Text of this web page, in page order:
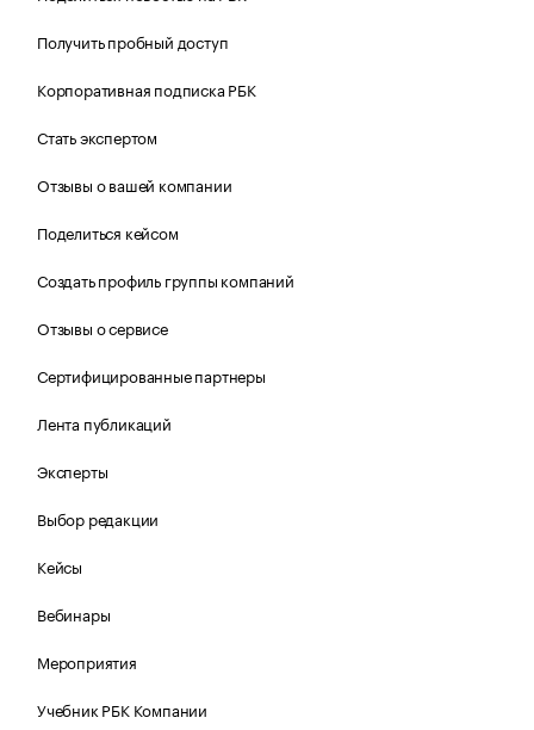
Получить пробный доступ
Корпоративная подписка РБК
Стать экспертом
Отзывы о вашей компании
Поделиться кейсом
Создать профиль группы компаний
Отзывы о сервисе
Сертифицированные партнеры
Лента публикаций
Эксперты
Выбор редакции
Кейсы
Вебинары
Мероприятия
Учебник РБК Компании